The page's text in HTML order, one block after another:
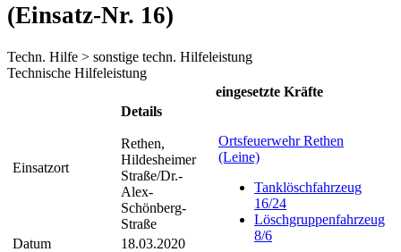
(Einsatz-Nr. 16)
Techn. Hilfe > sonstige techn. Hilfeleistung
Technische Hilfeleistung
Einsatzort
Details
Rethen,
Hildesheimer
Straße/Dr.-
Alex-
Schönberg-
Straße
Datum
18.03.2020
eingesetzte Kräfte
Ortsfeuerwehr Rethen
(Leine)
Tanklöschfahrzeug
16/24
Löschgruppenfahrzeug
8/6